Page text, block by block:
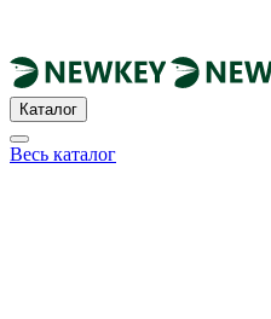
Каталог
Весь каталог